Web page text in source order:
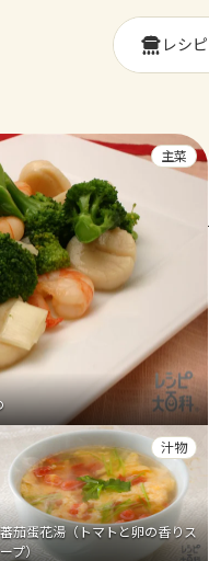
レシピ
主菜
蕃茄蛋花湯（トマトと卵の香りス
ープ）
汁物